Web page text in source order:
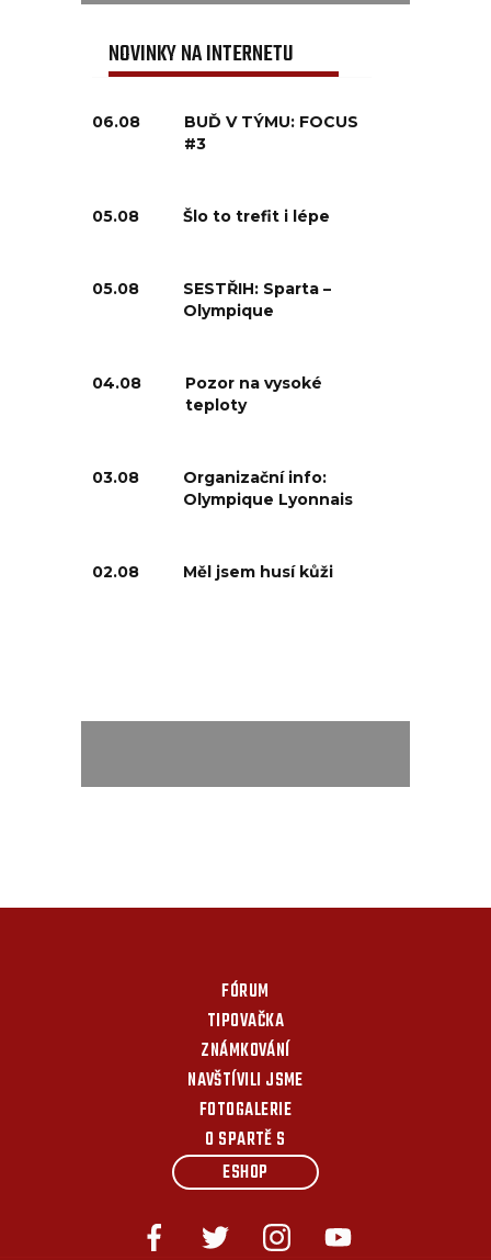
NOVINKY NA INTERNETU
06.08
BUĎ V TÝMU: FOCUS
#3
05.08 Šlo to trefit i lépe
05.08
SESTŘIH: Sparta –
Olympique
04.08
Pozor na vysoké
teploty
03.08
Organizační info:
Olympique Lyonnais
02.08 Měl jsem husí kůži
FÓRUM
TIPOVAČKA
ZNÁMKOVÁNÍ
NAVŠTÍVILI JSME
FOTOGALERIE
O SPARTĚ S
ESHOP